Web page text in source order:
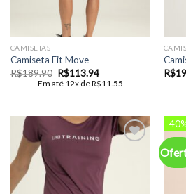
CAMISETAS
Camiseta Fit Move
R$189.90 O
preço
R$113.94O
preço
atual
Em até 12x deR$11.55
R$